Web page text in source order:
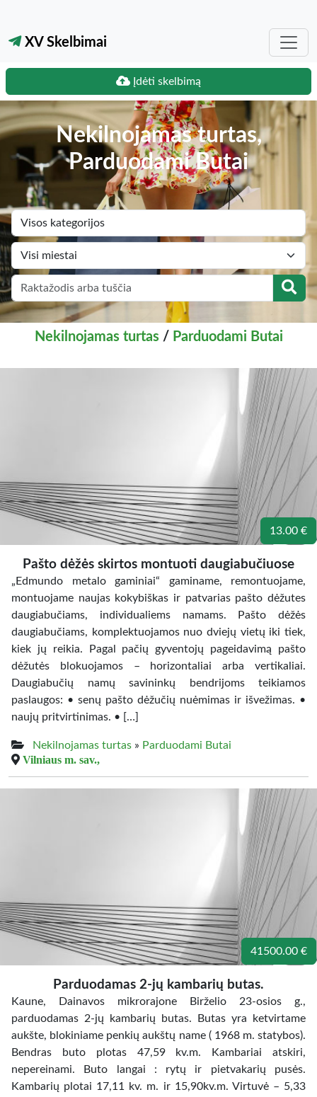
XV Skelbimai
Įdėti skelbimą
Nekilnojamas turtas,
Parduodami Butai
Nekilnojamas turtas/ Parduodami Butai
13.00 €
Pašto dėžės skirtos montuoti daugiabučiuose
„Edmundo metalo gaminiai“ gaminame, remontuojame,
montuojame naujas kokybiškas ir patvarias pašto dėžutes
daugiabučiams, individualiems namams. Pašto dėžės
daugiabučiams, komplektuojamos nuo dviejų vietų iki tiek,
kiek jų reikia. Pagal pačių gyventojų pageidavimą pašto
dėžutės blokuojamos – horizontaliai arba vertikaliai.
Daugiabučių namų savininkų bendrijoms teikiamos
paslaugos: • senų pašto dėžučių nuėmimas ir išvežimas. •
naujų pritvirtinimas. • […]
Nekilnojamas turtas » Parduodami Butai
Vilniaus m. sav.,
41500.00 €
Parduodamas 2-jų kambarių butas.
Kaune, Dainavos mikrorajone Birželio 23-osios g.,
parduodamas 2-jų kambarių butas. Butas yra ketvirtame
aukšte, blokiniame penkių aukštų name ( 1968 m. statybos).
Bendras buto plotas 47,59 kv.m. Kambariai atskiri,
nepereinami. Buto langai : rytų ir pietvakarių pusės.
Kambarių plotai 17,11 kv. m. ir 15,90kv.m. Virtuvė – 5,33